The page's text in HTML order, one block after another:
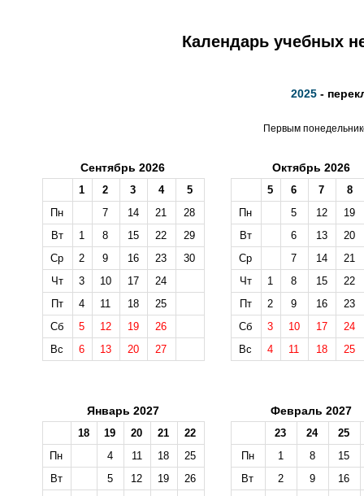
Календарь учебных
2025 -
Первым
Сентябрь 2026
1 2 3 4
5
Пн
7 14 21
28
Вт
1 8 15 22
29
Ср
2 9 16 23
30
Чт
3 10 17
24
Пт
4 11 18
25
Сб
5 12 19
26
Вс
6 13 20 27
Октябрь 2026
5 6 7
8
Пн
5 12
19
Вт
6 13
20
Ср
7 14
21
Чт
1 8 15
22
Пт
2 9 16
23
Сб
3 10 17
24
Вс
4 11 18 25
Январь 2027
18 19 20 21
22
Пн
4 11 18
25
Вт
5 12 19
26
Февраль 2027
23 24
25
Пн
1 8
15
Вт
2 9
16